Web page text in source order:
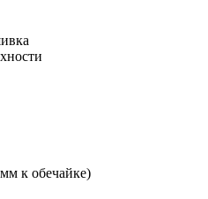
к обечайке)